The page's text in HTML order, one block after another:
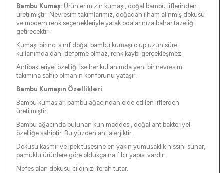
Bambu Kumaş: Ürünlerimizin kumaşı, doğal bambu liflerinden
üretilmiştir. Nevresim takımlarımız, doğadan ilham alınmış dokusu
ve modern renk seçenekleriyle yatak odalarınıza bahar tazeliği
getirecektir.
Kumaşı birinci sınıf doğal bambu kumaşı olup uzun süre
kullanımda dahi deforme olmaz, renk kaybı gerçekleşmez.
Antibakteriyel özelliği ise her kullanımda yeni bir nevresim
takımına sahip olmanın konforunu yataşır.
Bambu Kumaşın Özellikleri
Bambu kumaşlar, bambu ağacından elde edilen liflerden
üretilmiştir.
Bambu ağacında bulunan kun maddesi, doğal antibakteriyel
özelliğe sahiptir. Bu yüzden antialerjiktir.
Dokusu kaşmir ve ipek tuşesine en yakın yumuşaklık hissini sunar,
pamuklu ürünlere göre oldukça naif bir yapısı vardır.
Nefes alan dokusu cildinizi ferah tutar.